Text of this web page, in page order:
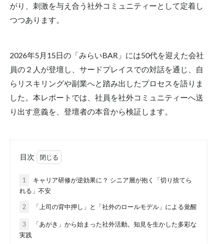
がり、刺激を与え合う社外コミュニティーとして定着し
つつあります。
2026年5月15日の「みらいBAR」には50代を迎えた会社
員の２人が登壇し、サードプレイスでの対話を通じ、自
らリスキリングや副業へと踏み出したプロセスを語りま
した。本レポートでは、社員を社外コミュニティーへ送
り出す意義を、登壇者の本音から検証します。
目次
1
キャリア研修が逆効果に？ シニア層が抱く「切り捨てら
れる」不安
2 「上司の背中押し」と「社外のロールモデル」による覚醒
3
「あがき」から始まった社外活動。知見を生かした多彩な
実践